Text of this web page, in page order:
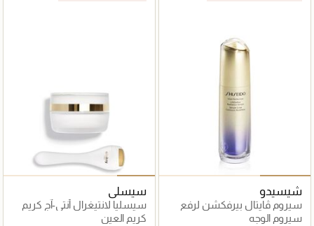
شيسيدو
سيروم ڤايتال بيرفكشن لرفع
وشد البشرة 40مل
سيروم الوجه
سيسلي
سيسليا لانتيغرال أنتي-آج كريم
كونتور العين و الشفاه
كريم العين